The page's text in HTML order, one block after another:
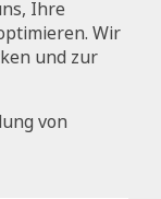
Ihre
Wir
und zur
von